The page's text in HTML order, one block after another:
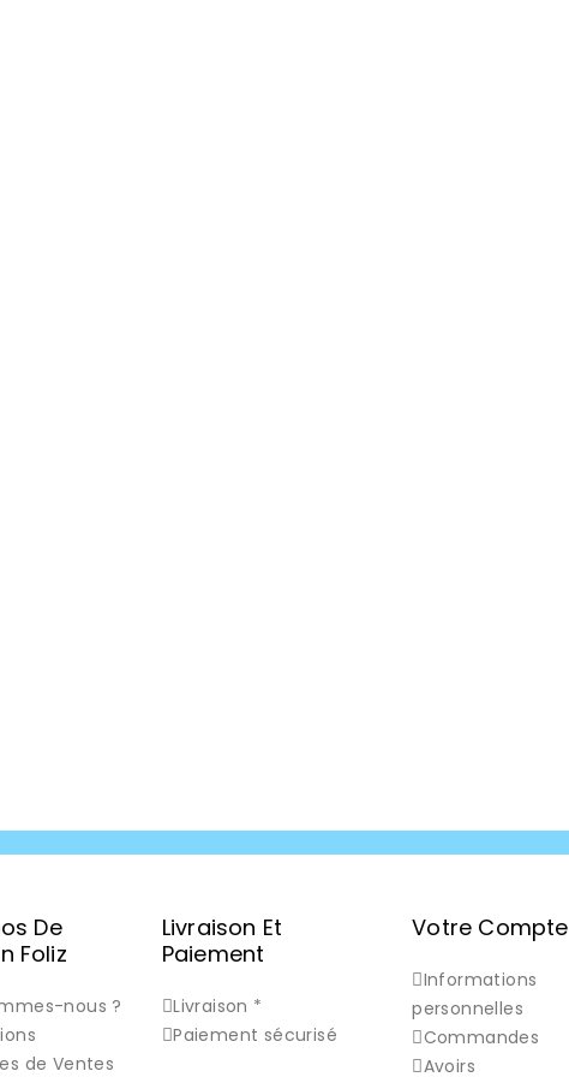
De
Foliz
nous ?
de Ventes
Livraison Et
Paiement
Livraison *
Paiement sécurisé
Votre Compte
Informations
personnelles
Commandes
Avoirs